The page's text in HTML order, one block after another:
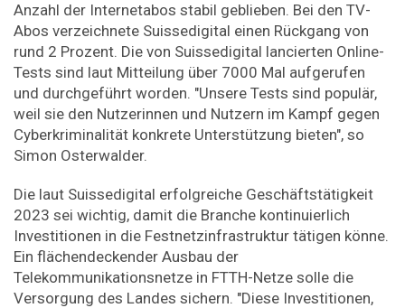
Anzahl der Internetabos stabil geblieben. Bei den TV-
Abos verzeichnete Suissedigital einen Rückgang von
rund 2 Prozent. Die von Suissedigital lancierten Online-
Tests sind laut Mitteilung über 7000 Mal aufgerufen
und durchgeführt worden. "Unsere Tests sind populär,
weil sie den Nutzerinnen und Nutzern im Kampf gegen
Cyberkriminalität konkrete Unterstützung bieten", so
Simon Osterwalder.
Die laut Suissedigital erfolgreiche Geschäftstätigkeit
2023 sei wichtig, damit die Branche kontinuierlich
Investitionen in die Festnetzinfrastruktur tätigen könne.
Ein flächendeckender Ausbau der
Telekommunikationsnetze in FTTH-Netze solle die
Versorgung des Landes sichern. "Diese Investitionen,